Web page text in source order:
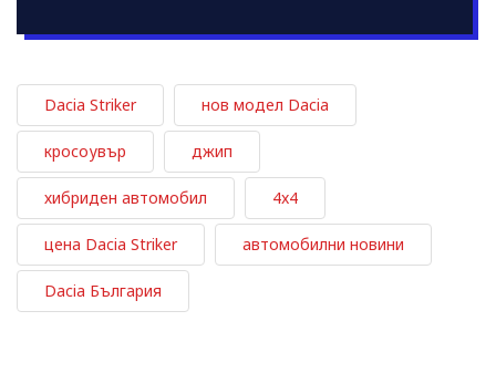
Dacia Striker нов модел Dacia
кросоувър джип
хибриден автомобил 4x4
цена Dacia Striker автомобилни новини
Dacia България